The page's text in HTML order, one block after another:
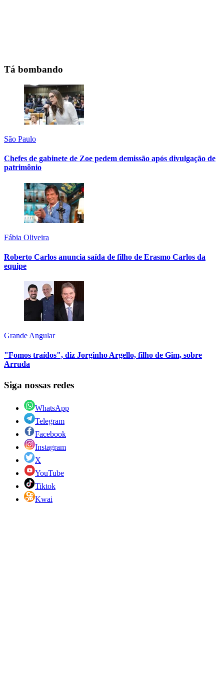
Tá bombando
São Paulo
Chefes de gabinete de Zoe pedem demissão após divulgação de
patrimônio
Fábia Oliveira
Roberto Carlos anuncia saída de filho de Erasmo Carlos da
equipe
Grande Angular
"Fomos traídos", diz Jorginho Argello, filho de Gim, sobre
Arruda
Siga nossas redes
WhatsApp
Telegram
Facebook
Instagram
X
YouTube
Tiktok
Kwai